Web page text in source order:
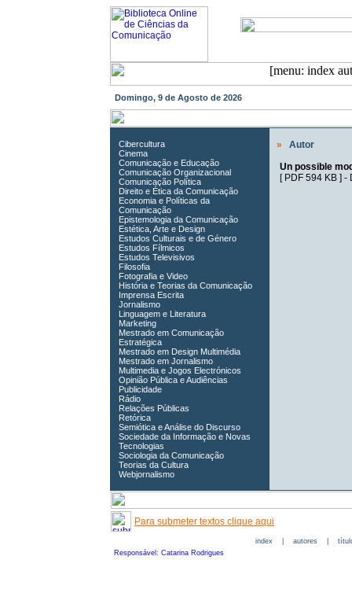
Domingo, 9 de Agosto de 2026
Cibercultura
Cinema
Comunicação e Educação
Comunicação Organizacional
Comunicação Política
Direito e Ética da Comunicação
Economia e Políticas da
Comunicação
Epistemologia da Comunicação
Estética, Arte e Design
Estudos Culturais e de Género
Estudos Fílmicos
Estudos Televisivos
Filosofia
Fotografia e Video
História e Teorias da Comunicação
Imprensa Escrita
Jornalismo
Linguagem e Literatura
Marketing
Mestrado em Comunicação
Estratégica
Mestrado em Design Multimédia
Mestrado em Jornalismo
Multimedia e Jogos Electrónicos
Opinião Pública e Audiências
Publicidade
Rádio
Relações Públicas
Retórica
Semiótica e Análise do Discurso
Sociedade da Informação e Novas
Tecnologias
Sociologia da Comunicação
Teorias da Cultura
Webjornalismo
»
Autor
Un possible
[ PDF 594 KB] -
Para submeter textos clique aqui
index| autores|